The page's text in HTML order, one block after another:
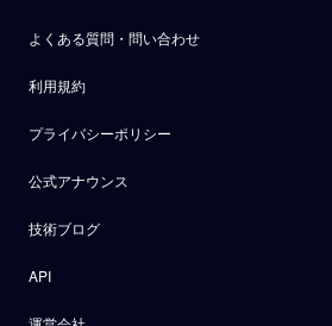
よくある質問・問い合わせ
利用規約
プライバシーポリシー
公式アナウンス
技術ブログ
API